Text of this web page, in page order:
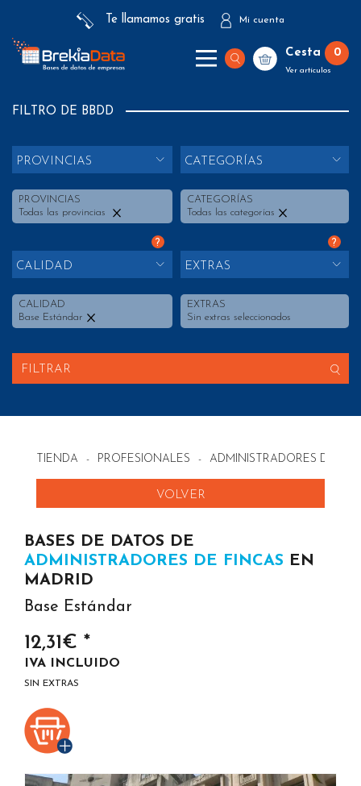
Te llamamos gratis Mi cuenta
Cesta 0
Ver artículos
FILTRO DE BBDD
PROVINCIAS
PROVINCIAS
Todas las provincias
CATEGORÍAS
CATEGORÍAS
Todas las categorías
?
CALIDAD
CALIDAD
Base Estándar
?
EXTRAS
EXTRAS
Sin extras seleccionados
FILTRAR
TIENDA - PROFESIONALES - ADMINISTRADORES DE
VOLVER
BASES DE DATOS DE
ADMINISTRADORES DE FINCAS EN
MADRID
Base Estándar
12,31€ *
IVA INCLUIDO
SIN EXTRAS